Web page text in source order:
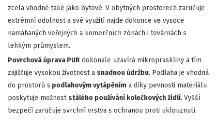
zcela vhodné také jako bytové. V obytných prostorech zaručuje
extrémní odolnost a své využití najde dokonce ve vysoce
namáhaných veřejných a komerčních zónách i továrnách s
lehkým průmyslem.
Povrchová úprava PUR dokonale uzavírá mikropraskliny a tím
zajišťuje vysokou životnost a snadnou údržbu. Podlaha je vhodná
do prostorů s podlahovým vytápěním a díky pevnosti materiálu
poskytuje možnoststálého používání kolečkových židlí. Vyšší
bezpečí zaručuje svrchní vrstva s ochranou proti uklouznutí.